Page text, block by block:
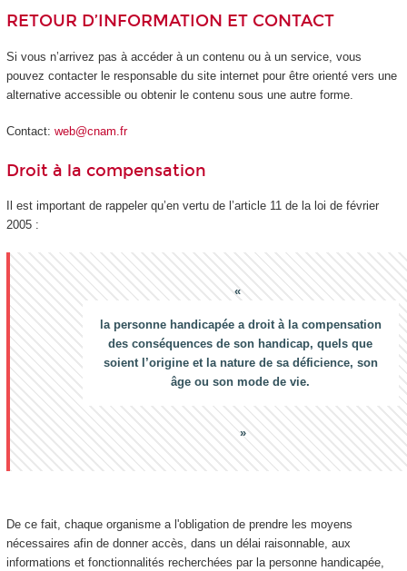
RETOUR D’INFORMATION ET CONTACT
Si vous n’arrivez pas à accéder à un contenu ou à un service, vous
pouvez contacter le responsable du site internet pour être orienté vers une
alternative accessible ou obtenir le contenu sous une autre forme.
Contact: web@cnam.fr
Droit à la compensation
Il est important de rappeler qu’en vertu de l’article 11 de la loi de février
2005 :
la personne handicapée a droit à la compensation
des conséquences de son handicap, quels que
soient l’origine et la nature de sa déficience, son
âge ou son mode de vie.
De ce fait, chaque organisme a l'obligation de prendre les moyens
nécessaires afin de donner accès, dans un délai raisonnable, aux
informations et fonctionnalités recherchées par la personne handicapée,